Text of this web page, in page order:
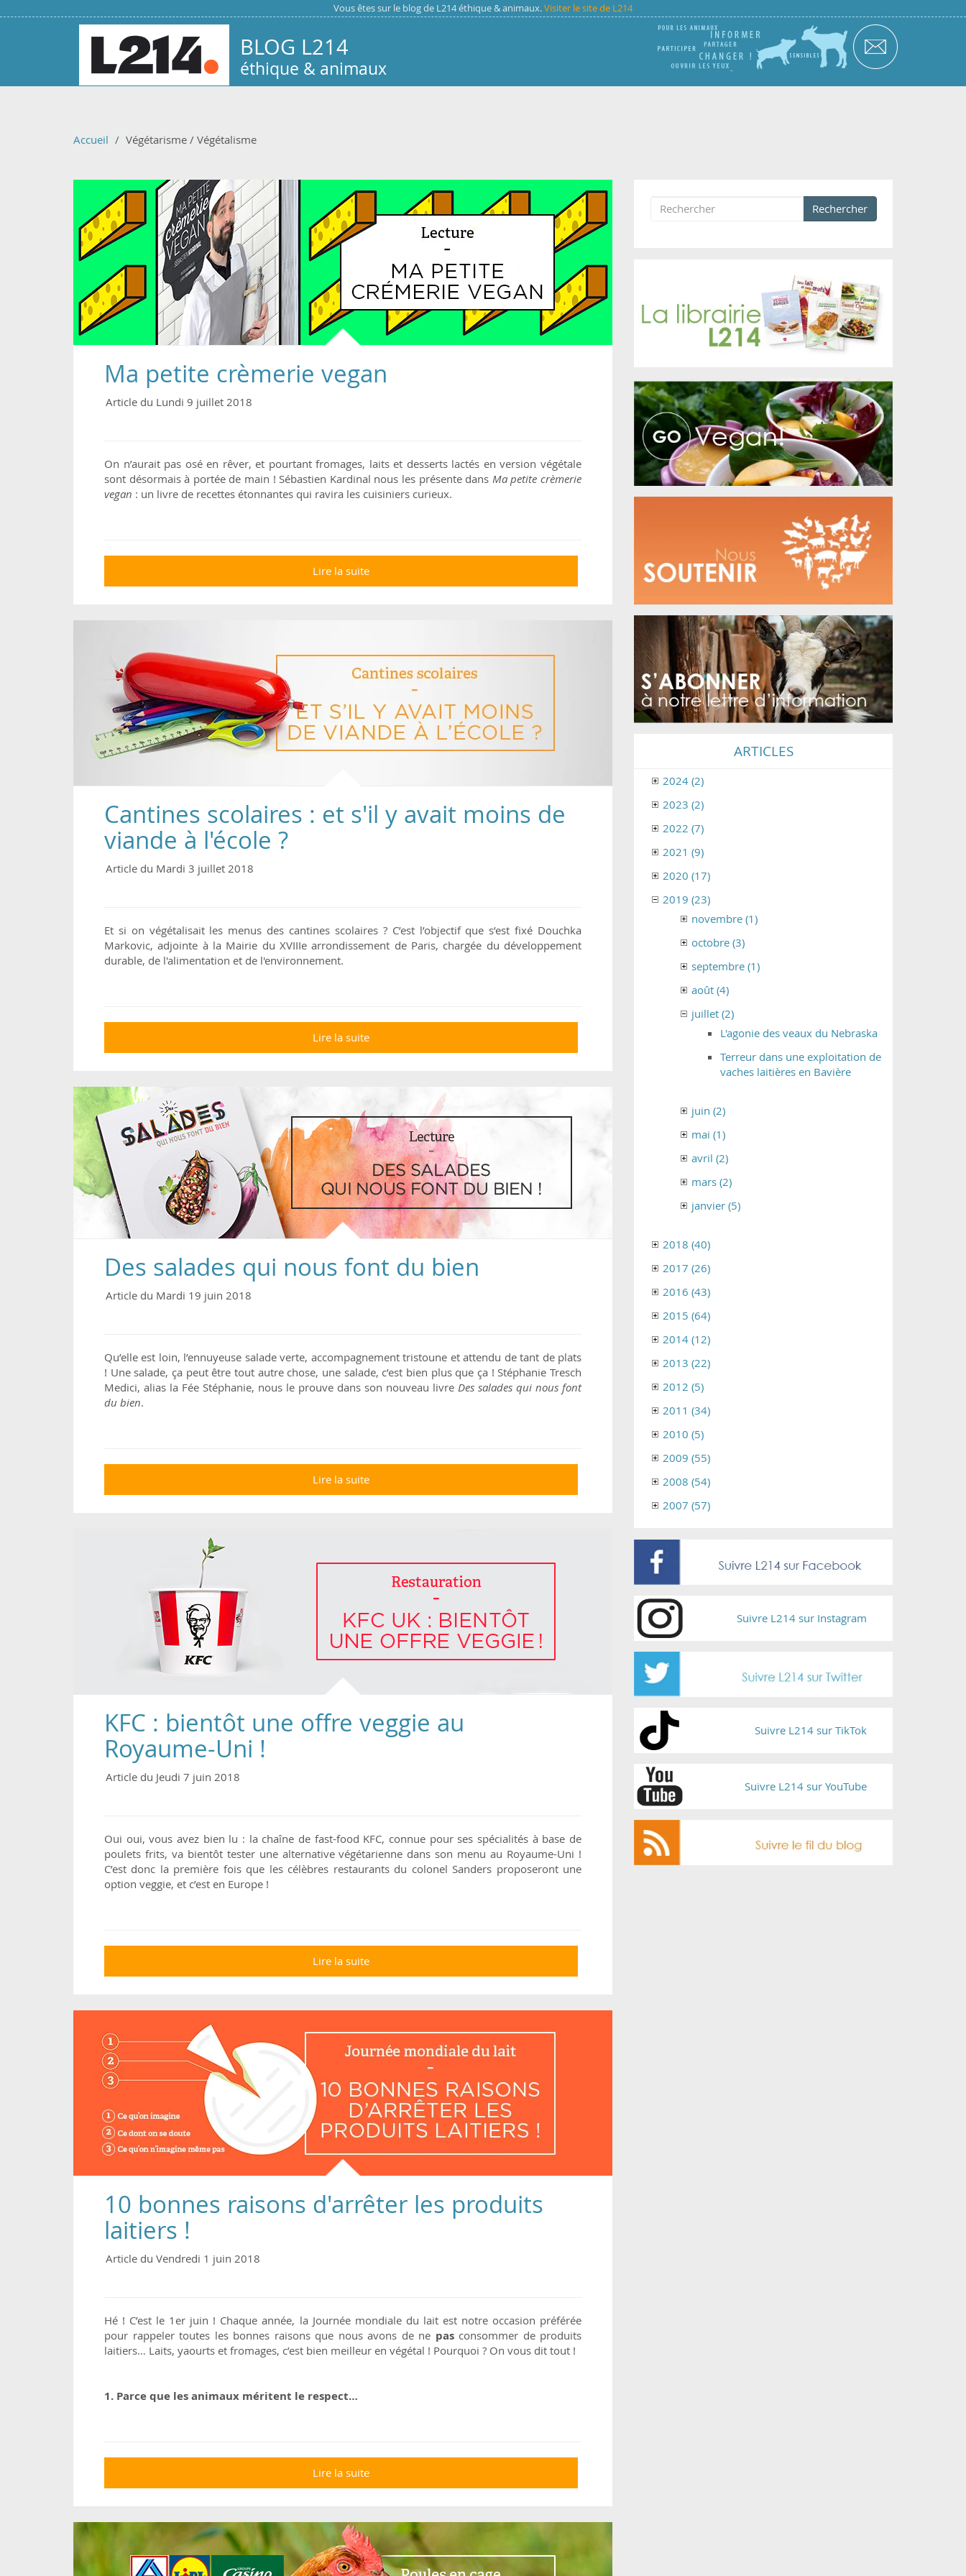
Vous êtes sur le blog de L214 éthique & animaux.Visiter le site de L214
BLOG L214
éthique & animaux
Accueil Végétarisme / Végétalisme
Ma petite crèmerie vegan
Article du Lundi 9 juillet 2018
On n’aurait pas osé en rêver, et pourtant fromages, laits et desserts lactés en version végétale
sont désormais à portée de main ! Sébastien Kardinal nous les présente dans Ma petite crèmerie
vegan : un livre de recettes étonnantes qui ravira les cuisiniers curieux.
Lire la suite
Cantines scolaires : et s'il y avait moins de
viande à l'école ?
Article du Mardi 3 juillet 2018
Et si on végétalisait les menus des cantines scolaires ? C’est l’objectif que s’est fixé Douchka
Markovic, adjointe à la Mairie du XVIIIe arrondissement de Paris, chargée du développement
durable, de l'alimentation et de l'environnement.
Lire la suite
de viande à l'école ?
Des salades qui nous font du bien
Article du Mardi 19 juin 2018
Qu’elle est loin, l’ennuyeuse salade verte, accompagnement tristoune et attendu de tant de plats
! Une salade, ça peut être tout autre chose, une salade, c’est bien plus que ça ! Stéphanie Tresch
Medici, alias la Fée Stéphanie, nous le prouve dans son nouveau livre Des salades qui nous font
du bien.
Lire la suite
KFC : bientôt une offre veggie au
Royaume-Uni !
Article du Jeudi 7 juin 2018
Oui oui, vous avez bien lu : la chaîne de fast-food KFC, connue pour ses spécialités à base de
poulets frits, va bientôt tester une alternative végétarienne dans son menu au Royaume-Uni !
C’est donc la première fois que les célèbres restaurants du colonel Sanders proposeront une
option veggie, et c’est en Europe !
Lire la suite
Royaume-Uni !
10 bonnes raisons d'arrêter les produits
laitiers !
Article du Vendredi 1 juin 2018
Hé ! C’est le 1er juin ! Chaque année, la Journée mondiale du lait est notre occasion préférée
pour rappeler toutes les bonnes raisons que nous avons de ne pasconsommer de produits
laitiers… Laits, yaourts et fromages, c’est bien meilleur en végétal ! Pourquoi ? On vous dit tout !
1. Parce que les animaux méritent le respect…
Lire la suite
laitiers !
Formulaire de recherche
Rechercher
ARTICLES
2024 (2)
2023 (2)
2022 (7)
2021 (9)
2020 (17)
2019 (23)
novembre (1)
octobre (3)
septembre (1)
août (4)
juillet (2)
L'agonie des veaux du Nebraska
Terreur dans une exploitation de
vaches laitières en Bavière
juin (2)
mai (1)
avril (2)
mars (2)
janvier (5)
2018 (40)
2017 (26)
2016 (43)
2015 (64)
2014 (12)
2013 (22)
2012 (5)
2011 (34)
2010 (5)
2009 (55)
2008 (54)
2007 (57)
Suivre L214 sur Instagram
Suivre L214 sur TikTok
Suivre L214 sur YouTube